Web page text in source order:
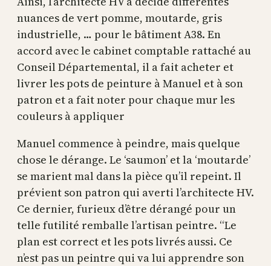
nuances de vert pomme, moutarde, gris
industrielle, … pour le bâtiment A38. En
accord avec le cabinet comptable rattaché au
Conseil Départemental, il a fait acheter et
livrer les pots de peinture à Manuel et à son
patron et a fait noter pour chaque mur les
couleurs à appliquer
Manuel commence à peindre, mais quelque
chose le dérange. Le ‘saumon’ et la ‘moutarde’
se marient mal dans la pièce qu’il repeint. Il
prévient son patron qui averti l’architecte HV.
Ce dernier, furieux d’être dérangé pour un
telle futilité remballe l’artisan peintre. “Le
plan est correct et les pots livrés aussi. Ce
n’est pas un peintre qui va lui apprendre son